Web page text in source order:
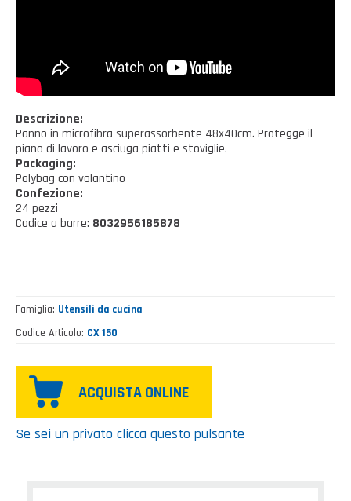
Giardinaggio e Ferramenta
Gazebo
CATALOGHI
Descrizione:
Panno in microfibra superassorbente 48x40cm. Protegge il
piano di lavoro e asciuga piatti e stoviglie.
Packaging:
Polybag con volantino
Confezione:
24 pezzi
Codice a barre: 8032956185878
Famiglia Utensili da cucina
Codice Articolo CX 150
ACQUISTA ONLINE
Se sei un privato clicca questo pulsante